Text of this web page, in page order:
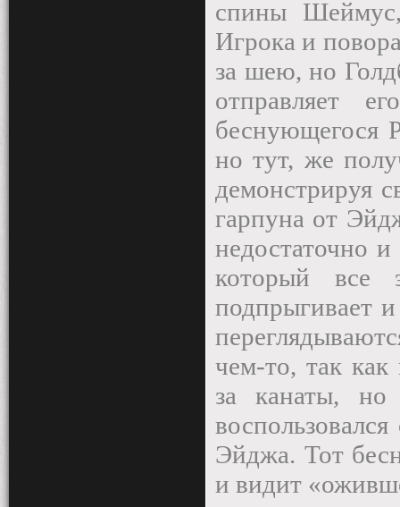
спины
Игрока и
за шею, но
отправляет
беснующегося
но тут, же
демонстрируя
гарпуна от
недостаточно
который все
подпрыгивает
чем-то, так как
за канаты,
Эйджа. Тот
и видит